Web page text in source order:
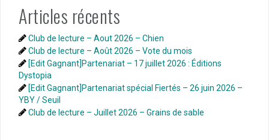
Articles récents
Club de lecture – Aout 2026 – Chien
Club de lecture – Août 2026 – Vote du mois
[Edit Gagnant]Partenariat – 17 juillet 2026 : Éditions
Dystopia
[Edit Gagnant]Partenariat spécial Fiertés – 26 juin 2026 –
YBY / Seuil
Club de lecture – Juillet 2026 – Grains de sable